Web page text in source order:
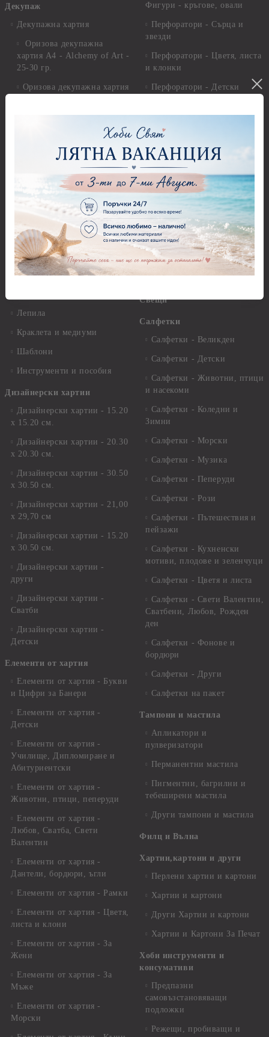
Декупаж
Декупажна хартия
Оризова декупажна
хартия А4 - Alchemy of Art -
25-30 гр.
Оризова декупажна хартия
Фина оризова декупажна
29.см. - 28гр.
Декупажна хартия - Други
Антични пасти
Вакс пасти
Грунд, Основи, Релефни
пасти
Варак, Шлак метал, Фолио,
Пантна
Лепила
Краклета и медиуми
Шаблони
Инструменти и пособия
Дизайнерски хартии
Дизайнерски хартии - 15.20
х 15.20 см.
Дизайнерски хартии - 20.30
х 20.30 см.
Дизайнерски хартии - 30.50
х 30.50 см.
Дизайнерски хартии - 21,00
х 29,70 см
Дизайнерски хартии - 15.20
x 30.50 см.
Дизайнерски хартии -
други
Дизайнерски хартии -
Сватби
Дизайнерски хартии -
Детски
Елементи от хартия
Елементи от хартия - Букви
и Цифри за Банери
Елементи от хартия -
Детски
Елементи от хартия -
Училище, Дипломиране и
Абитуриентски
Елементи от хартия -
Животни, птици, пеперуди
Елементи от хартия -
Любов, Сватба, Свети
Валентин
Елементи от хартия -
Дантели, бордюри, ъгли
Елементи от хартия - Рамки
Елементи от хартия - Цветя,
листа и клони
Елементи от хартия - За
Жени
Елементи от хартия - За
Мъже
Елементи от хартия -
Морски
Фигури - кръгове, овали
Перфоратори - Сърца и
звезди
Перфоратори - Цветя, листа
и клонки
Перфоратори - Детски
Зимни
Рисуване
Грунд и почистващи
разтвори
Платна за рисуване
Стативи и поставки
Четки и инструменти
Моливи, акварелни
комплекти
Свещи
Салфетки
Салфетки - Великден
Салфетки - Детски
Салфетки - Животни, птици
и насекоми
Салфетки - Коледни и
Зимни
Салфетки - Морски
Салфетки - Музика
Салфетки - Пеперуди
Салфетки - Рози
Салфетки - Пътешествия и
пейзажи
Салфетки - Кухненски
мотиви, плодове и зеленчуци
Салфетки - Цветя и листа
Салфетки - Свети Валентин,
Сватбени, Любов, Рожден
ден
Салфетки - Фонове и
бордюри
Салфетки - Други
Салфетки на пакет
Тампони и мастила
Апликатори и
пулверизатори
Перманентни мастила
Пигментни, багрилни и
тебеширени мастила
Други тампони и мастила
Филц и Вълна
Хартии,картони и други
Перлени хартии и картони
Хартии и картони
Други Хартии и картони
Хартии и Картони За Печат
Хоби инструменти и
консумативи
Предпазни
самовъзстановяващи
подложки
Режещи, пробиващи и